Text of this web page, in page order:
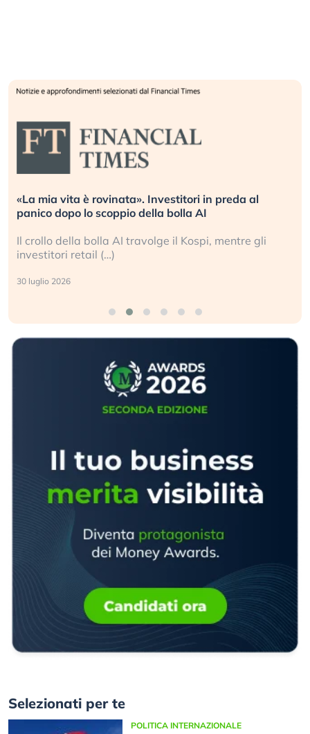
«La mia vita è rovinata». Investitori in preda al
panico dopo lo scoppio della bolla AI
Il crollo della bolla AI travolge il Kospi, mentre gli
investitori retail (…)
30 luglio 2026
Selezionati per te
POLITICA INTERNAZIONALE